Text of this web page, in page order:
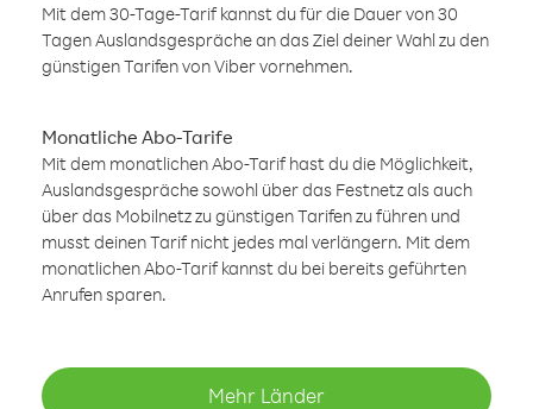
Mit dem 30-Tage-Tarif kannst du für die Dauer von 30
Tagen Auslandsgespräche an das Ziel deiner Wahl zu den
günstigen Tarifen von Viber vornehmen.
Monatliche Abo-Tarife
Mit dem monatlichen Abo-Tarif hast du die Möglichkeit,
Auslandsgespräche sowohl über das Festnetz als auch
über das Mobilnetz zu günstigen Tarifen zu führen und
musst deinen Tarif nicht jedes mal verlängern. Mit dem
monatlichen Abo-Tarif kannst du bei bereits geführten
Anrufen sparen.
Mehr Länder